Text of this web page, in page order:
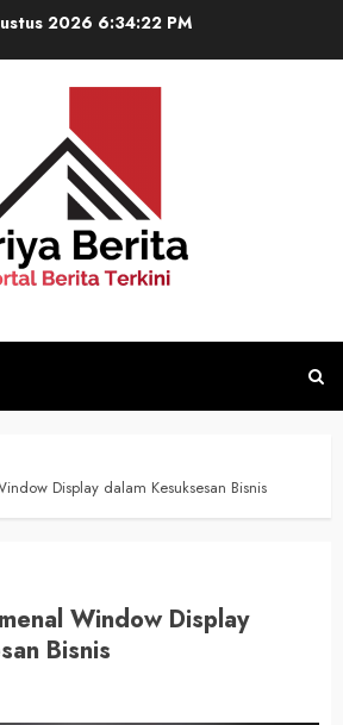
2026 6:34:22 PM
Display dalam Kesuksesan Bisnis
Window Display
Bisnis